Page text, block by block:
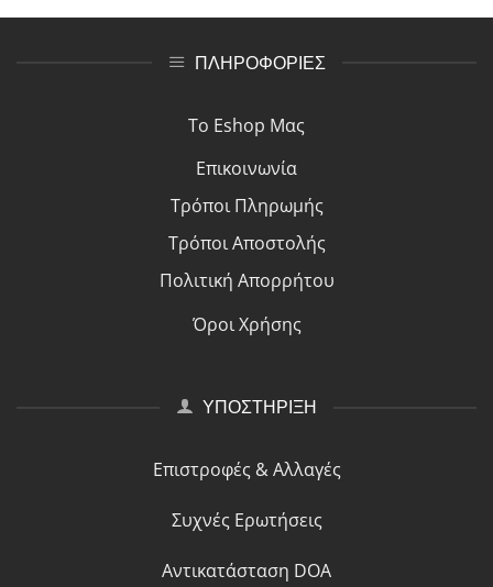
ΠΛΗΡΟΦΟΡΙΕΣ
Το Eshop Μας
Επικοινωνία
Τρόποι Πληρωμής
Τρόποι Αποστολής
Πολιτική Απορρήτου
Όροι Χρήσης
ΥΠΟΣΤΗΡΙΞΗ
Επιστροφές & Αλλαγές
Συχνές Ερωτήσεις
Αντικατάσταση DOA